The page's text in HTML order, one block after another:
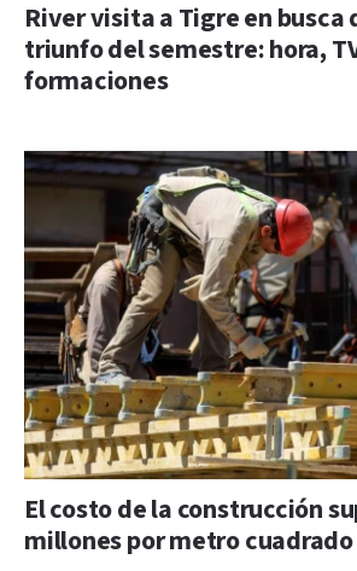
River visita a Tigre en busca
triunfo del semestre: hora,
formaciones
El costo de la construcción
millones por metro cuadrado